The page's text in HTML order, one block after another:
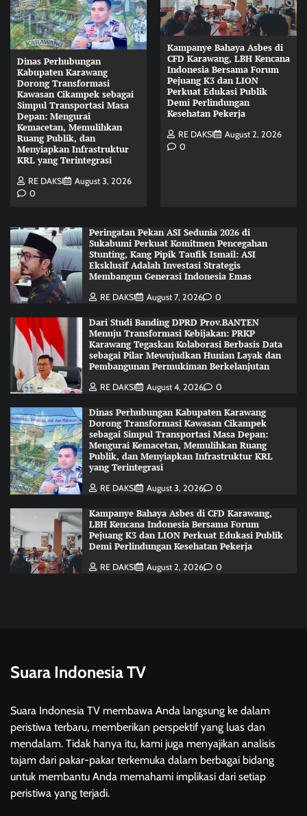
Dinas Perhubungan
Kabupaten Karawang
Dorong Transformasi
Kawasan Cikampek sebagai
Simpul Transportasi Masa
Depan: Mengurai
Kemacetan, Memulihkan
Ruang Publik, dan
Menyiapkan Infrastruktur
KRL yang Terintegrasi
RE DAKSI
August 3, 2026
0
Kampanye Bahaya Asbes di
CFD Karawang, LBH Kencana
Indonesia Bersama Forum
Pejuang K3 dan LION
Perkuat Edukasi Publik
Demi Perlindungan
Kesehatan Pekerja
RE DAKSI
August 2, 2026
0
Peringatan Pekan ASI Sedunia 2026 di
Sukabumi Perkuat Komitmen Pencegahan
Stunting, Kang Pipik Taufik Ismail: ASI
Eksklusif Adalah Investasi Strategis
Membangun Generasi Indonesia Emas
RE DAKSI August 7, 2026 0
Dari Studi Banding DPRD Prov.BANTEN
Menuju Transformasi Kebijakan: PRKP
Karawang Tegaskan Kolaborasi Berbasis Data
sebagai Pilar Mewujudkan Hunian Layak dan
Pembangunan Permukiman Berkelanjutan
RE DAKSI August 4, 2026 0
Dinas Perhubungan Kabupaten Karawang
Dorong Transformasi Kawasan Cikampek
sebagai Simpul Transportasi Masa Depan:
Mengurai Kemacetan, Memulihkan Ruang
Publik, dan Menyiapkan Infrastruktur KRL
yang Terintegrasi
RE DAKSI August 3, 2026 0
Kampanye Bahaya Asbes di CFD Karawang,
LBH Kencana Indonesia Bersama Forum
Pejuang K3 dan LION Perkuat Edukasi Publik
Demi Perlindungan Kesehatan Pekerja
RE DAKSI August 2, 2026 0
Suara Indonesia TV
Suara Indonesia TV membawa Anda langsung ke dalam
peristiwa terbaru, memberikan perspektif yang luas dan
mendalam. Tidak hanya itu, kami juga menyajikan analisis
tajam dari pakar-pakar terkemuka dalam berbagai bidang
untuk membantu Anda memahami implikasi dari setiap
peristiwa yang terjadi.